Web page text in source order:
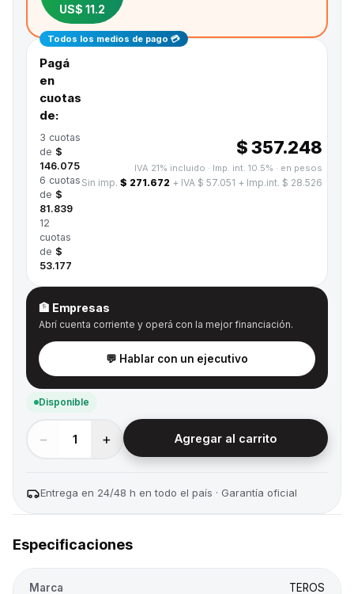
US$ 11.2
Todos los medios de pago 💳
Pagá
en
cuotas
de:
3 cuotas
de $
146.075
6 cuotas
de $
81.839
12
cuotas
de $
53.177
$ 357.248
IVA 21% incluido · Imp. int. 10.5% · en pesos
Sin imp. $ 271.672 + IVA $ 57.051 + Imp.int. $ 28.526
🏦 Empresas
Abrí cuenta corriente y operá con la mejor financiación.
💬 Hablar con un ejecutivo
Disponible
− 1 + Agregar al carrito
Entrega en 24/48 h en todo el país · Garantía oficial
Especificaciones
Marca TEROS